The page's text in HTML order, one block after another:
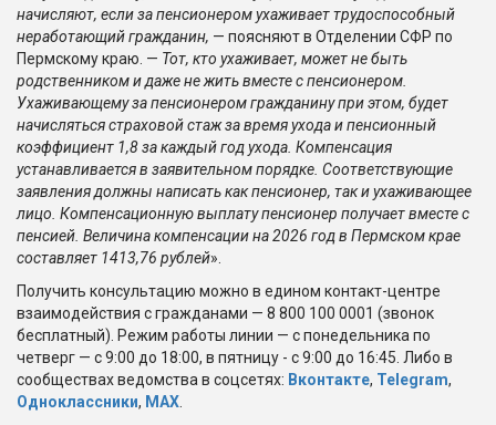
начисляют, если за пенсионером ухаживает трудоспособный
неработающий гражданин, — поясняют в Отделении СФР по
Пермскому краю. — Тот, кто ухаживает, может не быть
родственником и даже не жить вместе с пенсионером.
Ухаживающему за пенсионером гражданину при этом, будет
начисляться страховой стаж за время ухода и пенсионный
коэффициент 1,8 за каждый год ухода. Компенсация
устанавливается в заявительном порядке. Соответствующие
заявления должны написать как пенсионер, так и ухаживающее
лицо. Компенсационную выплату пенсионер получает вместе с
пенсией. Величина компенсации на 2026 год в Пермском крае
составляет 1413,76 рублей».
Получить консультацию можно в едином контакт-центре
взаимодействия с гражданами — 8 800 100 0001 (звонок
бесплатный). Режим работы линии — с понедельника по
четверг — с 9:00 до 18:00, в пятницу - с 9:00 до 16:45. Либо в
сообществах ведомства в соцсетях: Вконтакте, Telegram,
Одноклассники, МАХ.